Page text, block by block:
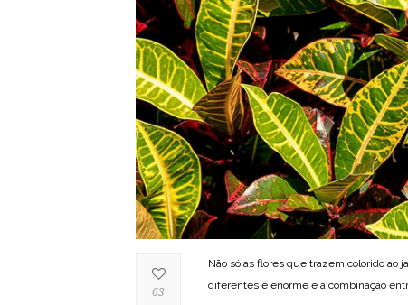
Não só as flores que trazem colorido ao
diferentes é enorme e a combinação
63